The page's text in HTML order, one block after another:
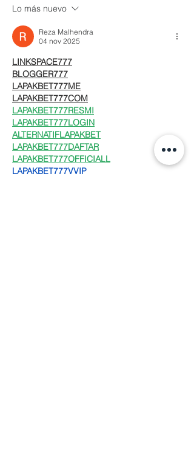
Lo más nuevo
Reza Malhendra
04 nov 2025
LINKSPACE777
BLOGGER777
LAPAKBET777ME
LAPAKBET777COM
LAPAKBET777RESMI
LAPAKBET777LOGIN
ALTERNATIFLAPAKBET
LAPAKBET777DAFTAR
LAPAKBET777OFFICIALL
LAPAKBET777VVIP